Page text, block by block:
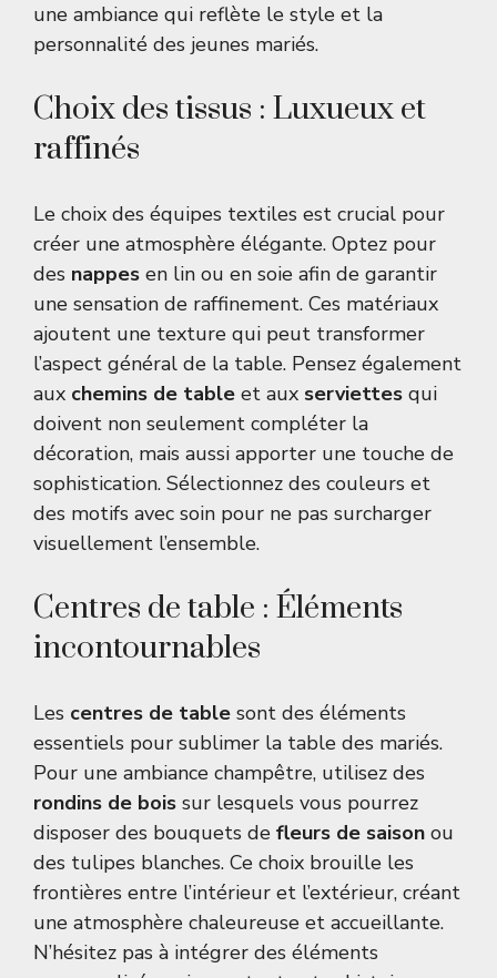
une ambiance qui reflète le style et la
personnalité des jeunes mariés.
Choix des tissus : Luxueux et
raffinés
Le choix des équipes textiles est crucial pour
créer une atmosphère élégante. Optez pour
des nappes en lin ou en soie afin de garantir
une sensation de raffinement. Ces matériaux
ajoutent une texture qui peut transformer
l’aspect général de la table. Pensez également
aux chemins de table et aux serviettes qui
doivent non seulement compléter la
décoration, mais aussi apporter une touche de
sophistication. Sélectionnez des couleurs et
des motifs avec soin pour ne pas surcharger
visuellement l’ensemble.
Centres de table : Éléments
incontournables
Les centres de table sont des éléments
essentiels pour sublimer la table des mariés.
Pour une ambiance champêtre, utilisez des
rondins de bois sur lesquels vous pourrez
disposer des bouquets de fleurs de saison ou
des tulipes blanches. Ce choix brouille les
frontières entre l’intérieur et l’extérieur, créant
une atmosphère chaleureuse et accueillante.
N’hésitez pas à intégrer des éléments